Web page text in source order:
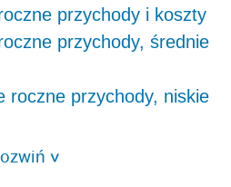
przychody i koszty
przychody, średnie
roczne przychody, niskie
>